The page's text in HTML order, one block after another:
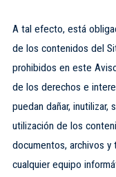
A tal efecto, está
de los contenidos del
prohibidos en este
de los derechos e
puedan dañar, inutilizar,
utilización de los
documentos, archivos
cualquier equipo